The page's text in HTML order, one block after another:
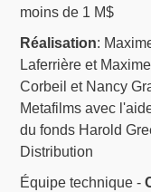
moins de 1 M$
Réalisation:
Laferrière et
Corbeil et Nancy
Metafilms avec
du fonds Harold
Distribution
Équipe technique -